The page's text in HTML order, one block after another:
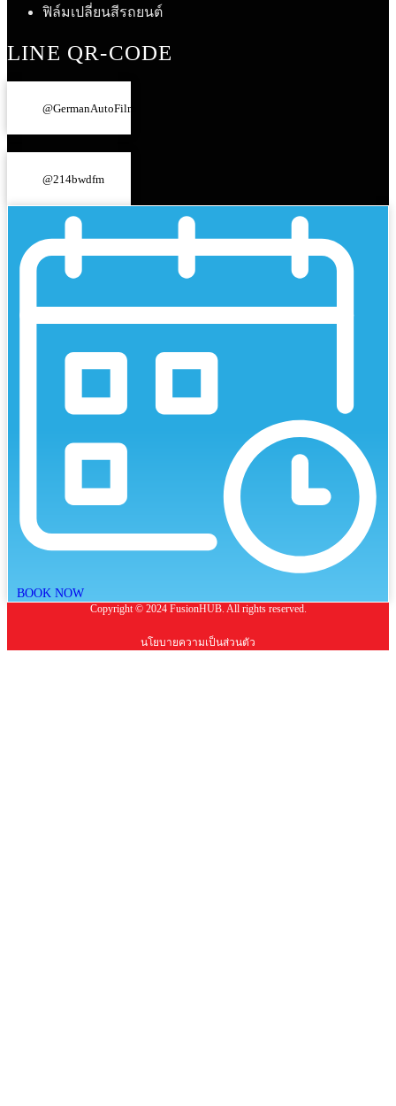
ฟิล์มเปลี่ยนสีรถยนต์
LINE QR-CODE
@GermanAutoFilm
@214bwdfm
BOOK NOW
Copyright © 2024 FusionHUB. All rights reserved.
นโยบายความเป็นส่วนตัว